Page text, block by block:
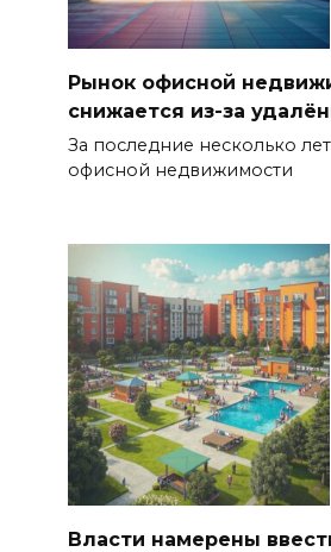
Рынок офисной
снижается из-за
За последние несколько
офисной недвижимости
Власти намерены